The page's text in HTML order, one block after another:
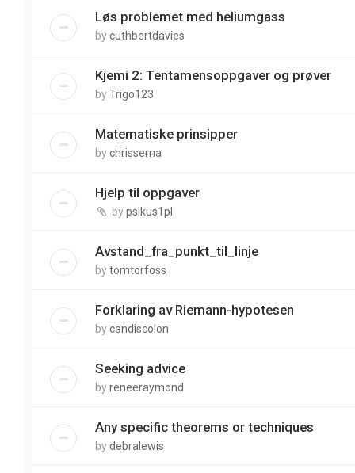
Løs problemet med heliumgass
bycuthbertdavies
Kjemi 2: Tentamensoppgaver og prøver
byTrigo123
Matematiske prinsipper
bychrisserna
Hjelp til oppgaver
bypsikus1pl
Avstand_fra_punkt_til_linje
bytomtorfoss
Forklaring av Riemann-hypotesen
bycandiscolon
Seeking advice
byreneeraymond
Any specific theorems or techniques
bydebralewis